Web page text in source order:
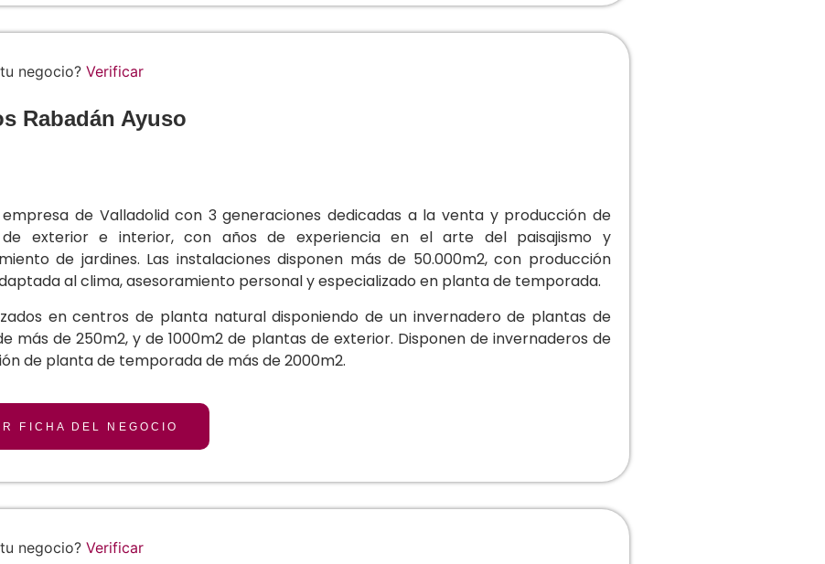
negocio? Verificar
Rabadán Ayuso
empresa de Valladolid con 3 generaciones dedicadas a la venta y producción de
exterior e interior, con años de experiencia en el arte del paisajismo y
de jardines. Las instalaciones disponen más de 50.000m2, con producción
al clima, asesoramiento personal y especializado en planta de temporada.
en centros de planta natural disponiendo de un invernadero de plantas de
más de 250m2, y de 1000m2 de plantas de exterior. Disponen de invernaderos de
de planta de temporada de más de 2000m2.
FICHA DEL NEGOCIO
negocio? Verificar